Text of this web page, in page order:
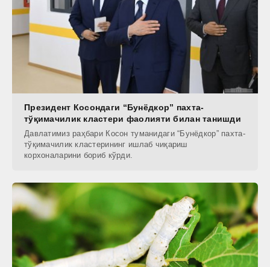
Президент Косондаги “Бунёдкор” пахта-
тўқимачилик кластери фаолияти билан танишди
Давлатимиз раҳбари Косон туманидаги “Бунёдкор” пахта-
тўқимачилик кластерининг ишлаб чиқариш
корхоналарини бориб кўрди.